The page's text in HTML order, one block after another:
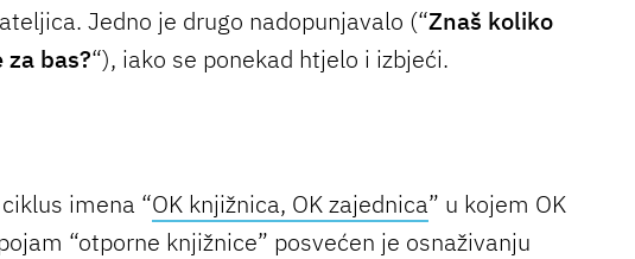
Jedno je drugo nadopunjavalo (“Znaš koliko
bas?“), iako se ponekad htjelo i izbjeći.
imena “OK knjižnica, OK zajednica” u kojem OK
“otporne knjižnice” posvećen je osnaživanju